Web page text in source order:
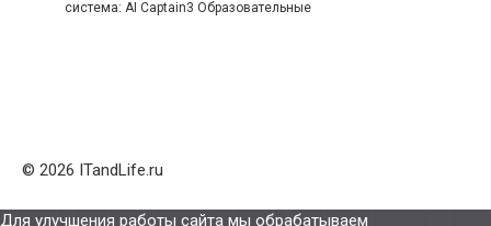
система: AI Captain3 Образовательные
© 2026 ITandLife.ru
Для улучшения работы сайта мы обрабатываем